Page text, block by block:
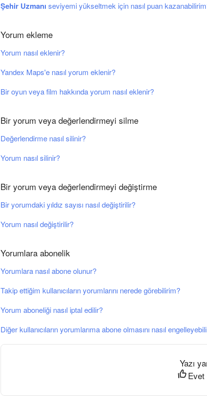
Şehir Uzmanı seviyemi yükseltmek için nasıl puan
Yorum ekleme
Yorum nasıl eklenir?
Yandex Maps'e nasıl yorum eklenir?
Bir oyun veya film hakkında yorum nasıl eklenir?
Bir yorum veya değerlendirmeyi silme
Değerlendirme nasıl silinir?
Yorum nasıl silinir?
Bir yorum veya değerlendirmeyi değiştirme
Bir yorumdaki yıldız sayısı nasıl değiştirilir?
Yorum nasıl değiştirilir?
Yorumlara abonelik
Yorumlara nasıl abone olunur?
Takip ettiğim kullanıcıların yorumlarını nerede görebilirim?
Yorum aboneliği nasıl iptal edilir?
Diğer kullanıcıların yorumlarıma abone olmasını nasıl
Yazı
Evet